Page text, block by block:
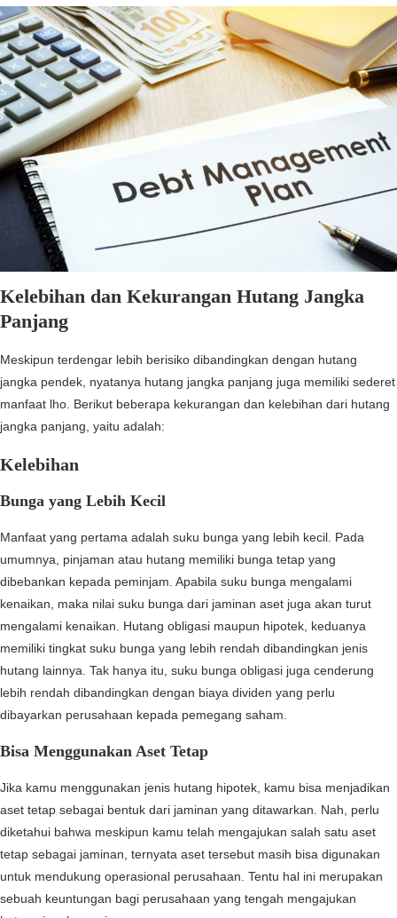
Kelebihan dan Kekurangan Hutang Jangka
Panjang
Meskipun terdengar lebih berisiko dibandingkan dengan hutang
jangka pendek, nyatanya hutang jangka panjang juga memiliki sederet
manfaat lho. Berikut beberapa kekurangan dan kelebihan dari hutang
jangka panjang, yaitu adalah:
Kelebihan
Bunga yang Lebih Kecil
Manfaat yang pertama adalah suku bunga yang lebih kecil. Pada
umumnya, pinjaman atau hutang memiliki bunga tetap yang
dibebankan kepada peminjam. Apabila suku bunga mengalami
kenaikan, maka nilai suku bunga dari jaminan aset juga akan turut
mengalami kenaikan. Hutang obligasi maupun hipotek, keduanya
memiliki tingkat suku bunga yang lebih rendah dibandingkan jenis
hutang lainnya. Tak hanya itu, suku bunga obligasi juga cenderung
lebih rendah dibandingkan dengan biaya dividen yang perlu
dibayarkan perusahaan kepada pemegang saham.
Bisa Menggunakan Aset Tetap
Jika kamu menggunakan jenis hutang hipotek, kamu bisa menjadikan
aset tetap sebagai bentuk dari jaminan yang ditawarkan. Nah, perlu
diketahui bahwa meskipun kamu telah mengajukan salah satu aset
tetap sebagai jaminan, ternyata aset tersebut masih bisa digunakan
untuk mendukung operasional perusahaan. Tentu hal ini merupakan
sebuah keuntungan bagi perusahaan yang tengah mengajukan